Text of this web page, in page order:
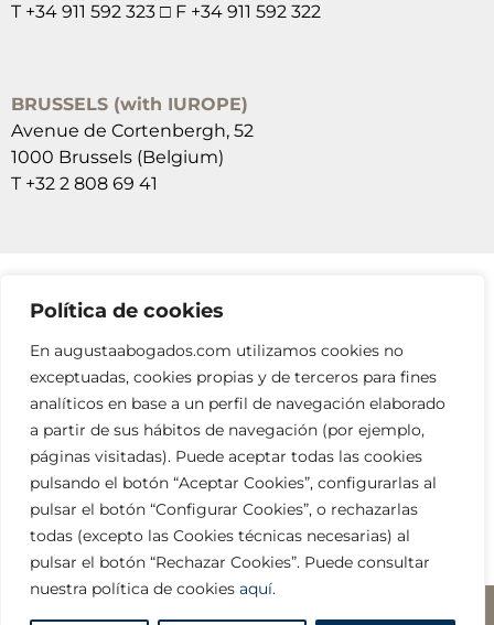
Política de cookies
En augustaabogados.com utilizamos cookies no
exceptuadas, cookies propias y de terceros para fines
analíticos en base a un perfil de navegación elaborado
a partir de sus hábitos de navegación (por ejemplo,
páginas visitadas). Puede aceptar todas las cookies
pulsando el botón “Aceptar Cookies”, configurarlas al
pulsar el botón “Configurar Cookies”, o rechazarlas
todas (excepto las Cookies técnicas necesarias) al
pulsar el botón “Rechazar Cookies”. Puede consultar
nuestra política de cookies aquí.
T +34 911 592 323 □ F +34 911 592 322
BRUSSELS (with IUROPE)
Avenue de Cortenbergh, 52
1000 Brussels (Belgium)
T +32 2 808 69 41
SUSCRÍBETE A NUESTRAS NEWSLETTERS
RELLENA EL FORMULARIO
info@augustaabogados.com